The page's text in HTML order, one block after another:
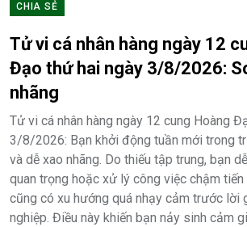
CHIA SẺ
Tử vi cá nhân hàng ngày 12
Đạo thứ hai ngày 3/8/2026:
nhãng
Tử vi cá nhân hàng ngày 12 cung Hoàng
3/8/2026: Bạn khởi động tuần mới trong
và dễ xao nhãng. Do thiếu tập trung, bạn
quan trọng hoặc xử lý công việc chậm tiến
cũng có xu hướng quá nhạy cảm trước lời
nghiệp. Điều này khiến bạn nảy sinh cảm